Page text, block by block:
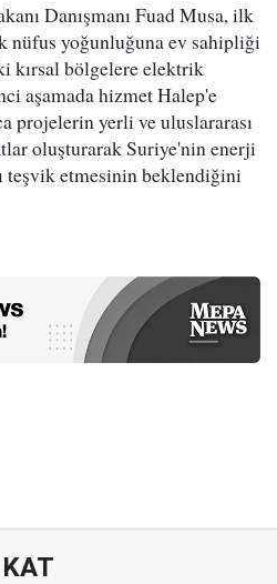
Danışmanı Fuad Musa, ilk
nüfus yoğunluğuna ev sahipliği
kırsal bölgelere elektrik
aşamada hizmet Halep'e
projelerin yerli ve uluslararası
oluşturarak Suriye'nin enerji
teşvik etmesinin beklendiğini